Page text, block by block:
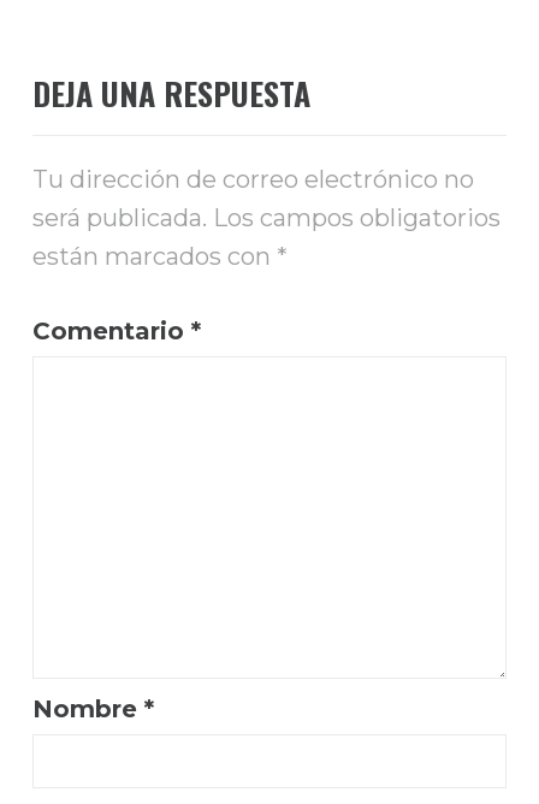
DEJA UNA RESPUESTA
Tu dirección de correo electrónico no
será publicada. Los campos obligatorios
están marcados con *
Comentario *
Nombre *